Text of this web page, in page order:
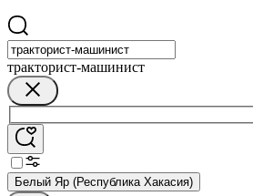
тракторист-машинист
Белый Яр (Республика Хакасия)